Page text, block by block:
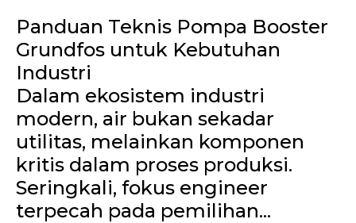
Panduan Teknis Pompa Booster
Grundfos untuk Kebutuhan
Industri
Dalam ekosistem industri
modern, air bukan sekadar
utilitas, melainkan komponen
kritis dalam proses produksi.
Seringkali, fokus engineer
terpecah pada pemilihan...